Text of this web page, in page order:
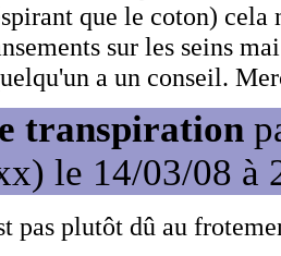
que le coton) cela
sur les seins
a un conseil.
transpiration
le 14/03/08 à
pas plutôt dû au